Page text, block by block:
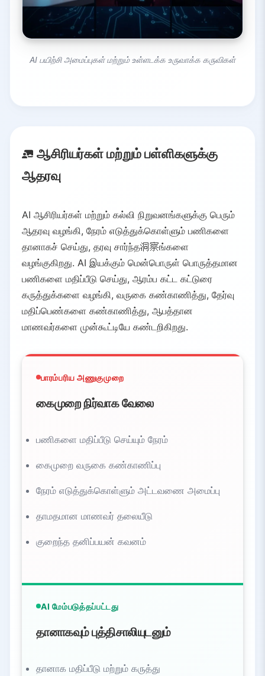
AI பயிற்சி அமைப்புகள் மற்றும் உள்ளடக்க உருவாக்க கருவிகள்
ஆசிரியர்கள் மற்றும் பள்ளிகளுக்கு
ஆதரவு
AI ஆசிரியர்கள் மற்றும் கல்வி நிறுவனங்களுக்கு பெரும்
ஆதரவு வழங்கி, நேரம் எடுத்துக்கொள்ளும் பணிகளை
தானாகச் செய்து, தரவு சார்ந்த洞察ங்களை
வழங்குகிறது. AI இயக்கும் மென்பொருள் பொருத்தமான
பணிகளை மதிப்பீடு செய்து, ஆரம்ப கட்ட கட்டுரை
கருத்துக்களை வழங்கி, வருகை கண்காணித்து, தேர்வு
மதிப்பெண்களை கண்காணித்து, ஆபத்தான
மாணவர்களை முன்கூட்டியே கண்டறிகிறது.
பாரம்பரிய அணுகுமுறை
கைமுறை நிர்வாக வேலை
பணிகளை மதிப்பீடு செய்யும் நேரம்
கைமுறை வருகை கண்காணிப்பு
நேரம் எடுத்துக்கொள்ளும் அட்டவணை அமைப்பு
தாமதமான மாணவர் தலையீடு
குறைந்த தனிப்பயன் கவனம்
AI மேம்படுத்தப்பட்டது
தானாகவும் புத்திசாலியுடனும்
தானாக மதிப்பீடு மற்றும் கருத்து